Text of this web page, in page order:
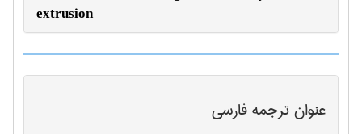
extrusion
عنوان ترجمه فارسی